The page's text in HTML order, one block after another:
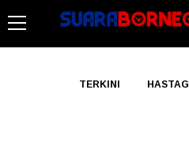
TERKINI HASTAG